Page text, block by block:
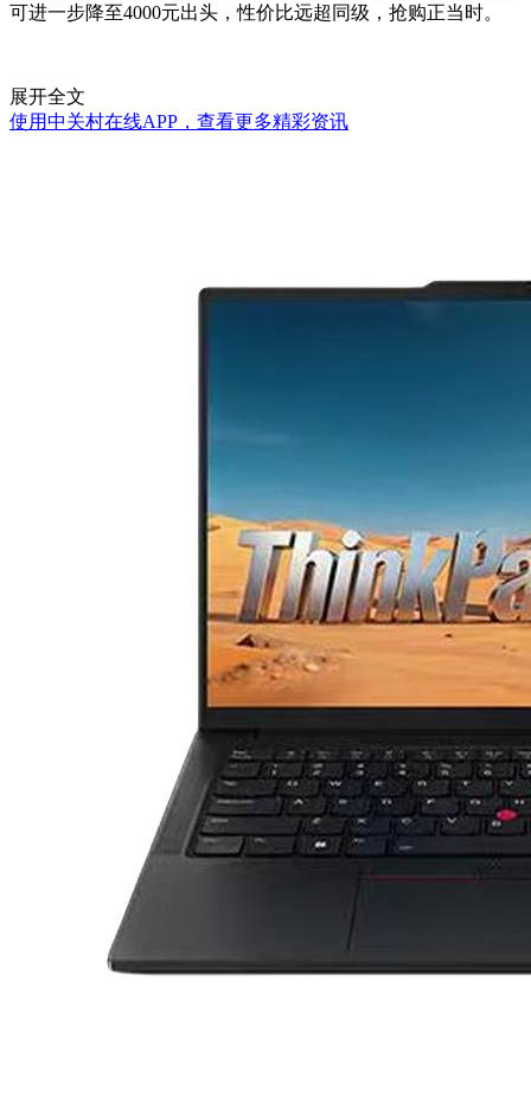
可进一步降至4000元出头，性价比远超同级，抢购正当时。
展开全文
使用中关村在线APP，查看更多精彩资讯